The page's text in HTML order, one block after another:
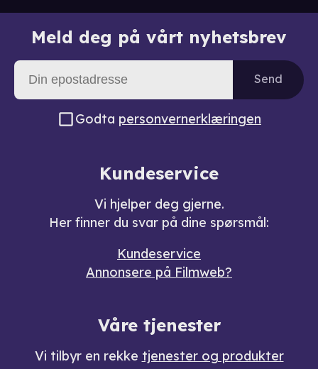
Meld deg på vårt nyhetsbrev
Send
Godta personvernerklæringen
Kundeservice
Vi hjelper deg gjerne.
Her finner du svar på dine spørsmål:
Kundeservice
Annonsere på Filmweb?
Våre tjenester
Vi tilbyr en rekke tjenester og produkter